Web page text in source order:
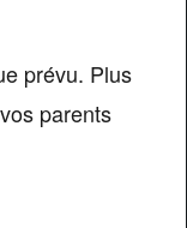
prévu. Plus
parents